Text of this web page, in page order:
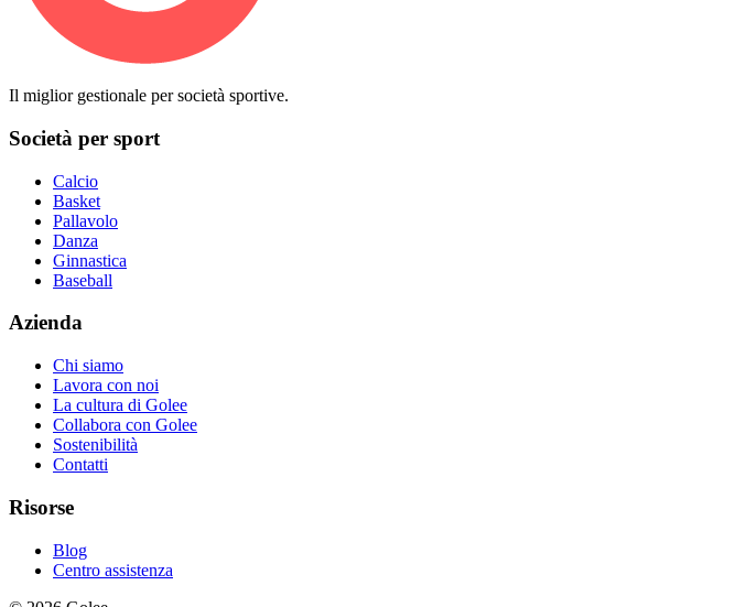
Il miglior gestionale per società sportive.
Società per sport
Calcio
Basket
Pallavolo
Danza
Ginnastica
Baseball
Azienda
Chi siamo
Lavora con noi
La cultura di Golee
Collabora con Golee
Sostenibilità
Contatti
Risorse
Blog
Centro assistenza